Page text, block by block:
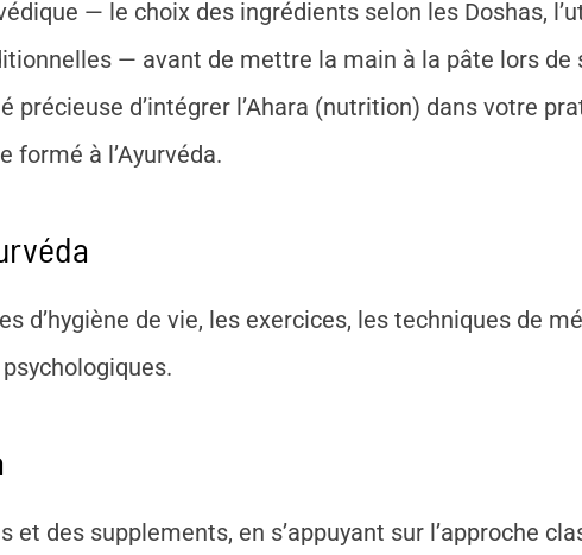
— le choix des ingrédients selon les Doshas,
— avant de mettre la main à la pâte lors de
d’intégrer l’Ahara (nutrition) dans votre
formé à l’Ayurvéda.
d’hygiène de vie, les exercices, les techniques de
des supplements, en s’appuyant sur l’approche